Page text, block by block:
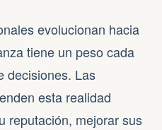
evolucionan hacia
tiene un peso cada
decisiones. Las
esta realidad
reputación, mejorar sus